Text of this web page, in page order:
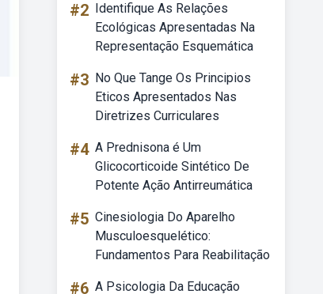
#2 Identifique As Relações
Ecológicas Apresentadas Na
Representação Esquemática
#3 No Que Tange Os Principios
Eticos Apresentados Nas
Diretrizes Curriculares
#4 A Prednisona é Um
Glicocorticoide Sintético De
Potente Ação Antirreumática
#5 Cinesiologia Do Aparelho
Musculoesquelético:
Fundamentos Para Reabilitação
#6 A Psicologia Da Educação